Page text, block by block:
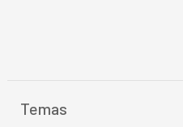
Temas